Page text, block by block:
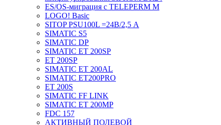
ES/OS-миграция с TELEPERM M
LOGO! Basic
SITOP PSU100L =24В/2,5 A
SIMATIC S5
SIMATIC DP
SIMATIC ET 200SP
ET 200SP
SIMATIC ET 200AL
SIMATIC ET200PRO
ET 200S
SIMATIC FF LINK
SIMATIC ET 200MP
FDC 157
АКТИВНЫЙ ПОЛЕВОЙ